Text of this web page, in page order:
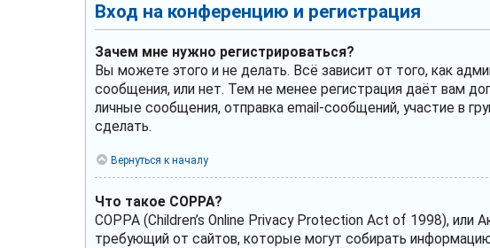
Вход на конференцию и регистрация
Зачем мне нужно регистрироваться?
Вы можете этого и не делать. Всё зависит от того, как
сообщения, или нет. Тем не менее регистрация даёт вам
личные сообщения, отправка email-сообщений, участие в
сделать.
Вернуться к началу
Что такое COPPA?
COPPA (Children’s Online Privacy Protection Act of 1998),
требующий от сайтов, которые могут собирать